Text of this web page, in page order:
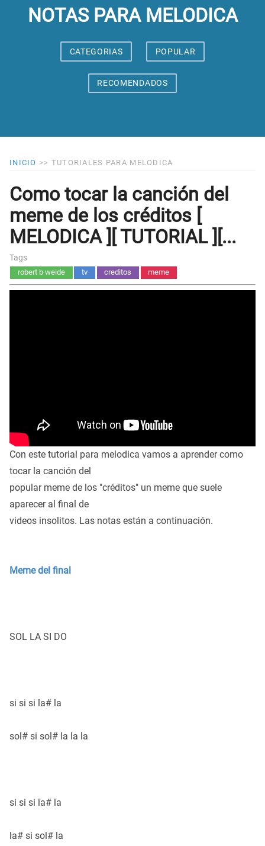
NOTAS PARA MELODICA
CATEGORIAS POPULAR
RECOMENDADOS
INICIO >> TUTORIALES PARA MELODICA
Como tocar la canción del
meme de los créditos [
MELODICA ][ TUTORIAL ][...
Tags
robert b weide tv creditos meme
Con este tutorial para melodica vamos a aprender como
tocar la canción del
popular meme de los "créditos" un meme que suele
aparecer al final de
videos insolitos. Las notas están a continuación.
Meme del final
SOL LA SI DO
si si si la# la
sol# si sol# la la la
si si si la# la
la# si sol# la